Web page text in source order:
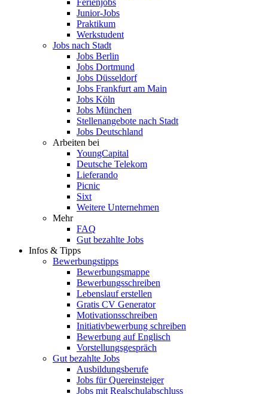
Ferienjobs
Junior-Jobs
Praktikum
Werkstudent
Jobs nach Stadt
Jobs Berlin
Jobs Dortmund
Jobs Düsseldorf
Jobs Frankfurt am Main
Jobs Köln
Jobs München
Stellenangebote nach Stadt
Jobs Deutschland
Arbeiten bei
YoungCapital
Deutsche Telekom
Lieferando
Picnic
Sixt
Weitere Unternehmen
Mehr
FAQ
Gut bezahlte Jobs
Infos & Tipps
Bewerbungstipps
Bewerbungsmappe
Bewerbungsschreiben
Lebenslauf erstellen
Gratis CV Generator
Motivationsschreiben
Initiativbewerbung schreiben
Bewerbung auf Englisch
Vorstellungsgespräch
Gut bezahlte Jobs
Ausbildungsberufe
Jobs für Quereinsteiger
Jobs mit Realschulabschluss